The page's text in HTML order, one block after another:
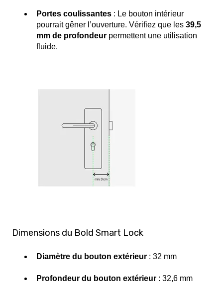
Portes coulissantes : Le bouton intérieur
pourrait gêner l’ouverture. Vérifiez que les 39,5
mm de profondeur permettent une utilisation
fluide.
Dimensions du Bold Smart Lock
Diamètre du bouton extérieur : 32 mm
Profondeur du bouton extérieur : 32,6 mm